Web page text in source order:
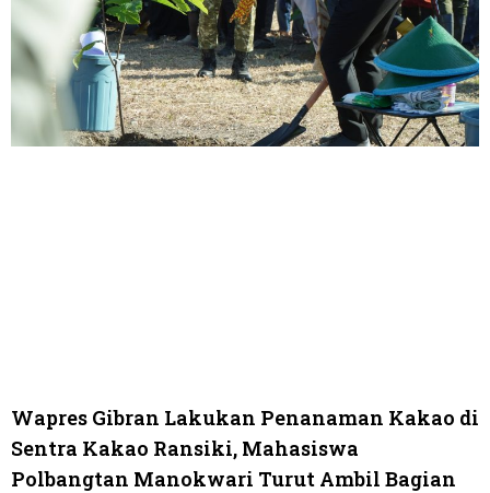
Wapres Gibran Lakukan Penanaman Kakao di
Sentra Kakao Ransiki, Mahasiswa
Polbangtan Manokwari Turut Ambil Bagian